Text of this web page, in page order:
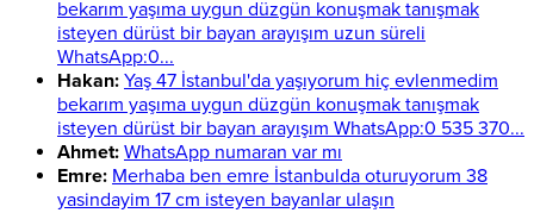
bekarım yaşıma uygun düzgün konuşmak tanışmak
isteyen dürüst bir bayan arayışım uzun süreli
WhatsApp:0...
Hakan: Yaş 47 İstanbul'da yaşıyorum hiç evlenmedim
bekarım yaşıma uygun düzgün konuşmak tanışmak
isteyen dürüst bir bayan arayışım WhatsApp:0 535 370...
Ahmet: WhatsApp numaran var mı
Emre: Merhaba ben emre İstanbulda oturuyorum 38
yasindayim 17 cm isteyen bayanlar ulaşın